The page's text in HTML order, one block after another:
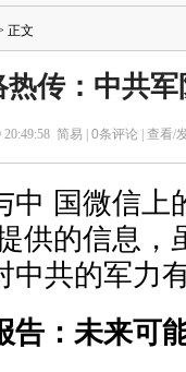
正文
热传：中共
简易 | 0条评论 | 查看/
中 国微信上
供的信息，
中共的军力
告：未来可